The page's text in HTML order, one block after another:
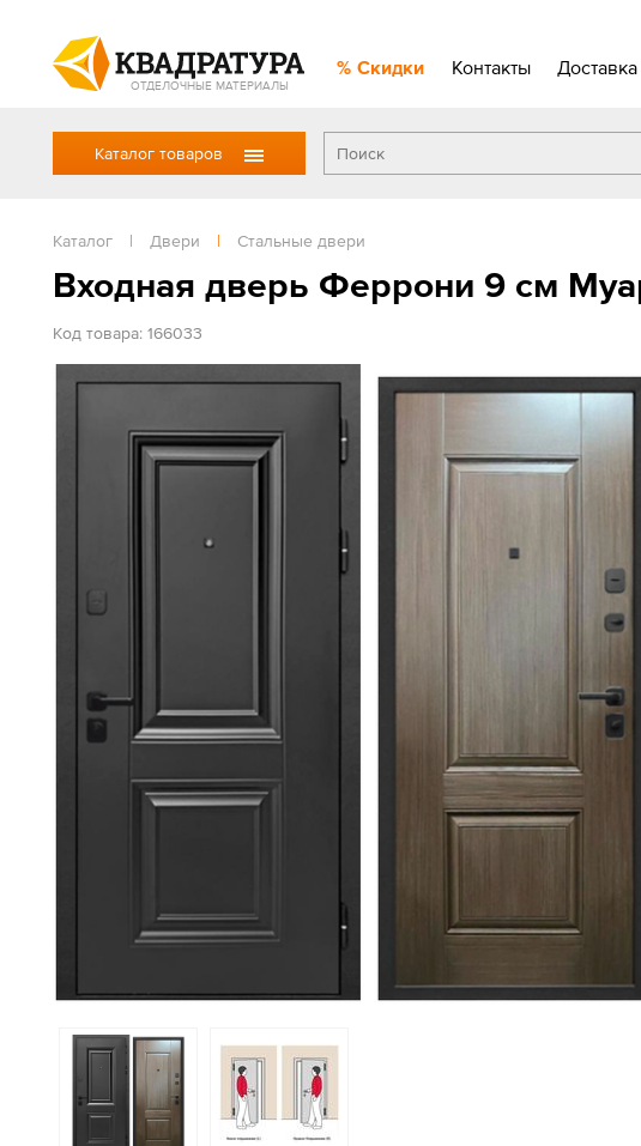
ОТДЕЛОЧНЫЕ МАТЕРИАЛЫ
Скидки Контакты
Каталог товаров
Каталог | Двери | Стальные двери
Входная дверь Феррони 9 см
Код товара: 166033